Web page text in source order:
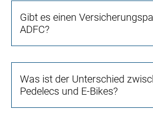
Gibt es einen
ADFC?
Was ist der Unterschied
Pedelecs und E-Bikes?